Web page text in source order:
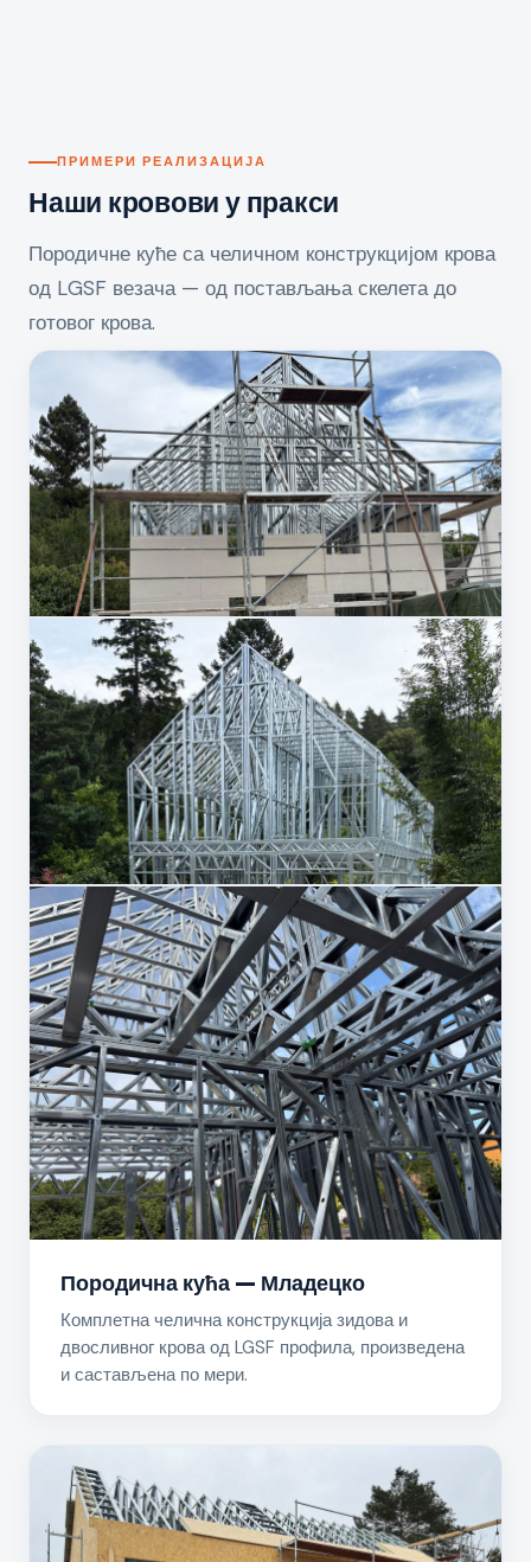
ПРИМЕРИ РЕАЛИЗАЦИЈА
Наши кровови у пракси
Породичне куће са челичном конструкцијом крова
од LGSF везача — од постављања скелета до
готовог крова.
Породична кућа — Младецко
Комплетна челична конструкција зидова и
двосливног крова од LGSF профила, произведена
и састављена по мери.